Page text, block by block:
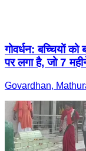
गोवर्धन: बच्चियों
पर लगा है, जो 7
Govardhan,